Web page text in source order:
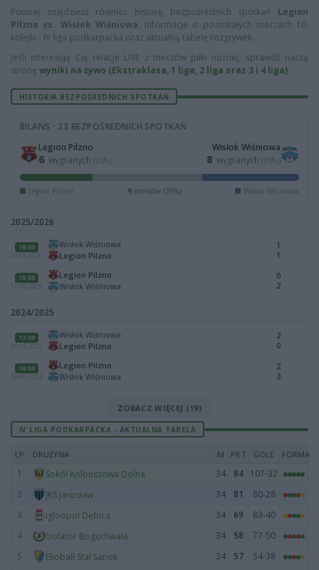
Poniżej znajdziesz również historę bezpośrednich spotkań Legion
Pilzno vs. Wisłok Wiśniowa, informacje o pozostałych meczach 10.
kolejki - IV liga podkarpacka oraz aktualną tabelę rozgrywek.
Jeśli interesują Cię relacje LIVE z meczów piłki nożnej, sprawdź naszą
stronę wyniki na żywo (Ekstraklasa, 1 liga, 2 liga oraz 3 i 4 liga).
HISTORIA BEZPOŚREDNICH SPOTKAŃ
BILANS · 23 BEZPOŚREDNICH SPOTKAŃ
Legion Pilzno
6 wygranych (26%)
Wisłok Wiśniowa
8 wygranych (35%)
Legion Pilzno 9remisów (39%) Wisłok Wiśniowa
2025/2026
18:00
20.05.2026
Wisłok Wiśniowa
Legion Pilzno
1
1
15:00
12.10.2025
Legion Pilzno
Wisłok Wiśniowa
0
2
2024/2025
12:00
01.05.2025
Wisłok Wiśniowa
Legion Pilzno
2
0
16:00
29.09.2024
Legion Pilzno
Wisłok Wiśniowa
2
3
ZOBACZ WIĘCEJ (19)
IV LIGA PODKARPACKA - AKTUALNA TABELA
LP DRUŻYNA M PKT GOLE FORMA
1 Sokół Kolbuszowa Dolna 34 84
107-32
2
JKS Jarosław 34 81
80-28
3
Igloopol Dębica 34 69
83-40
4
Izolator Boguchwała 34 58
77-50
5
Ekoball Stal Sanok 34 57
54-38